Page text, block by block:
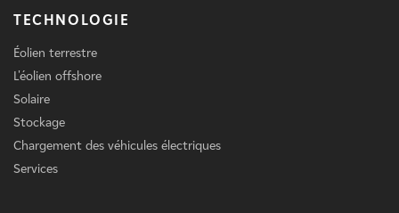
TECHNOLOGIE
Éolien terrestre
L'éolien offshore
Solaire
Stockage
Chargement des véhicules électriques
Services